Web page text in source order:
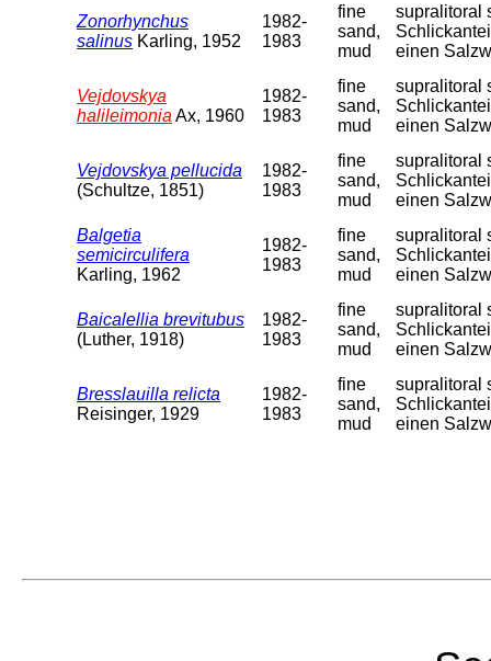
Zonorhynchus
salinus Karling, 1952
1982-
1983
fine
sand,
mud
supralitoral
einen
Vejdovskya
halileimonia Ax, 1960
1982-
1983
fine
sand,
mud
supralitoral
einen
Vejdovskya pellucida
(Schultze, 1851)
1982-
1983
fine
sand,
mud
supralitoral
einen
Balgetia
semicirculifera
Karling, 1962
1982-
1983
fine
sand,
mud
supralitoral
einen
Baicalellia brevitubus
(Luther, 1918)
1982-
1983
fine
sand,
mud
supralitoral
einen
Bresslauilla relicta
Reisinger, 1929
1982-
1983
fine
sand,
mud
supralitoral
einen